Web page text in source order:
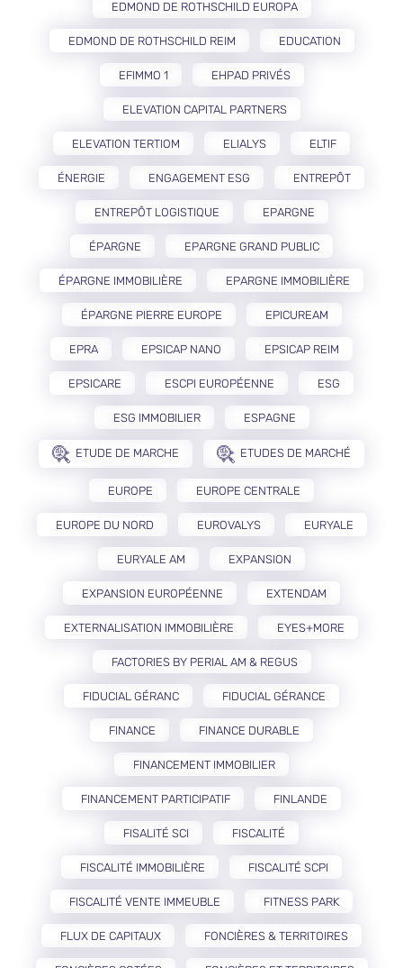
EDMOND DE ROTHSCHILD EUROPA
EDMOND DE ROTHSCHILD REIM EDUCATION
EFIMMO 1 EHPAD PRIVÉS
ELEVATION CAPITAL PARTNERS
ELEVATION TERTIOM ELIALYS ELTIF
ÉNERGIE ENGAGEMENT ESG ENTREPÔT
ENTREPÔT LOGISTIQUE EPARGNE
ÉPARGNE EPARGNE GRAND PUBLIC
ÉPARGNE IMMOBILIÈRE EPARGNE IMMOBILIÈRE
ÉPARGNE PIERRE EUROPE EPICUREAM
EPRA EPSICAP NANO EPSICAP REIM
EPSICARE ESCPI EUROPÉENNE ESG
ESG IMMOBILIER ESPAGNE
ETUDE DE MARCHE ETUDES DE MARCHÉ
EUROPE EUROPE CENTRALE
EUROPE DU NORD EUROVALYS EURYALE
EURYALE AM EXPANSION
EXPANSION EUROPÉENNE EXTENDAM
EXTERNALISATION IMMOBILIÈRE EYES+MORE
FACTORIES BY PERIAL AM & REGUS
FIDUCIAL GÉRANC FIDUCIAL GÉRANCE
FINANCE FINANCE DURABLE
FINANCEMENT IMMOBILIER
FINANCEMENT PARTICIPATIF FINLANDE
FISALITÉ SCI FISCALITÉ
FISCALITÉ IMMOBILIÈRE FISCALITÉ SCPI
FISCALITÉ VENTE IMMEUBLE FITNESS PARK
FLUX DE CAPITAUX FONCIÈRES & TERRITOIRES